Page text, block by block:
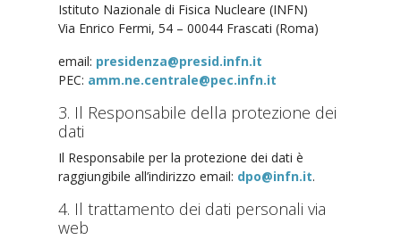
Istituto Nazionale di Fisica Nucleare (INFN)
Via Enrico Fermi, 54 – 00044 Frascati (Roma)
email: presidenza@presid.infn.it
PEC: amm.ne.centrale@pec.infn.it
3. Il Responsabile della protezione dei
dati
Il Responsabile per la protezione dei dati è
raggiungibile all’indirizzo email: dpo@infn.it.
4. Il trattamento dei dati personali via
web